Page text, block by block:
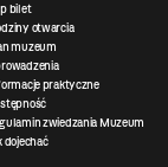
bilet
otwarcia
muzeum
praktyczne
zwiedzania Muzeum
dojechać